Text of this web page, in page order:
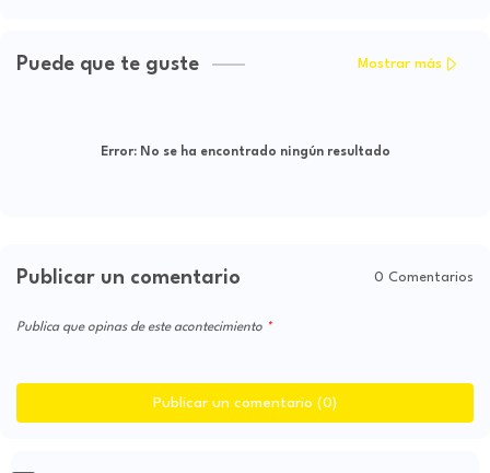
Puede que te guste Mostrar más
Error:No se ha encontrado ningún resultado
Publicar un comentario 0 Comentarios
Publica que opinas de este acontecimiento
Publicar un comentario (0)